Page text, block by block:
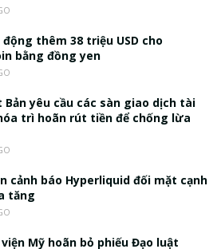
động thêm 38 triệu USD cho
bằng đồng yen
Bản yêu cầu các sàn giao dịch tài
trì hoãn rút tiền để chống lừa
cảnh báo Hyperliquid đối mặt cạnh
tăng
Mỹ hoãn bỏ phiếu Đạo luật